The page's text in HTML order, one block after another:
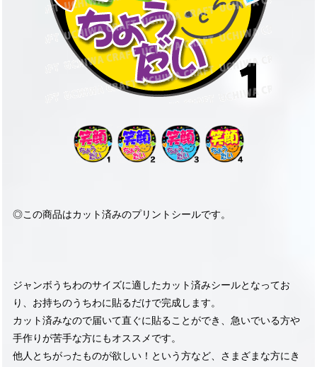
◎この商品はカット済みのプリントシールです。
ジャンボうちわのサイズに適したカット済みシールとなってお
り、お持ちのうちわに貼るだけで完成します。
カット済みなので届いて直ぐに貼ることができ、急いでいる方や
手作りが苦手な方にもオススメです。
他人とちがったものが欲しい！という方など、さまざまな方にき